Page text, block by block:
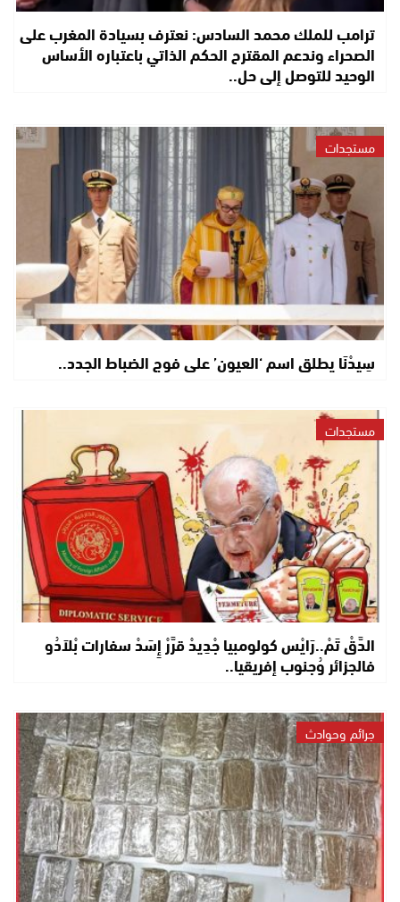
ترامب للملك محمد السادس: نعترف بسيادة المغرب على
الصحراء وندعم المقترح الحكم الذاتي باعتباره الأساس
الوحيد للتوصل إلى حل..
مستجدات
سِيدْنَا يطلق اسم ‘العيون’ على فوج الضباط الجدد..
مستجدات
الدَّقْ تَمْ..رَايْس كولومبيا جْدِيدْ قرَّرْ إِسَدْ سفارات بْلاَدُو
فالجزائر وُجنوب إفريقيا..
جرائم وحوادث